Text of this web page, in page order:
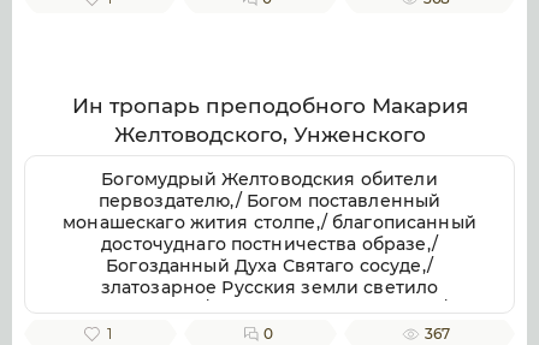
Ин тропарь преподобного Макария
Желтоводского, Унженского
Богомудрый Желтоводския обители
первоздателю,/ Богом поставленный
монашескаго жития столпе,/ благописанный
досточуднаго постничества образе,/
Богозданный Духа Святаго сосуде,/
златозарное Русския земли светило
всесветлое,/ молим тя, отче Макарие,/
светозарною молитв твоих лучею разрешай
1 0 367